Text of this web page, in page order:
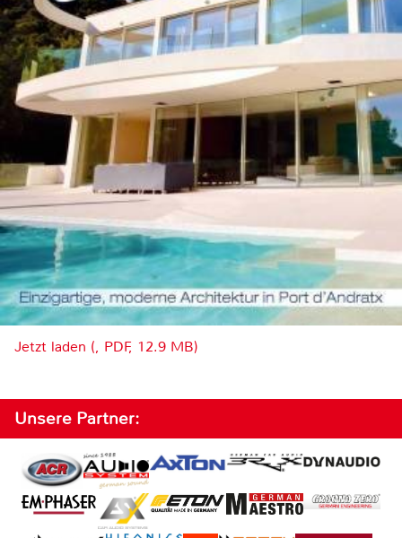
Jetzt laden (, PDF, 12.9 MB)
Unsere Partner: